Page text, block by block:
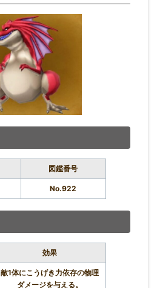
図鑑番号
No.922
効果
敵1体にこうげき力依存の物理
ダメージを与える。